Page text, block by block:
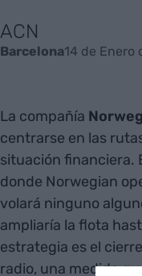
ACN
Barcelona14 de Enero
La compañía
centrarse en las
situación financiera.
donde Norwegian
volará ninguno
ampliaría la flota
estrategia es el
radio, una medida